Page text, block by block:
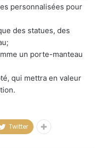
personnalisées pour
des statues, des
un porte-manteau
qui mettra en valeur
Twitter